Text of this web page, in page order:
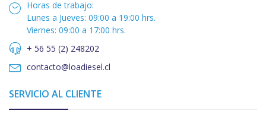
Horas de trabajo:
Lunes a Jueves: 09:00 a 19:00 hrs.
Viernes: 09:00 a 17:00 hrs.
+ 56 55 (2) 248202
contacto@loadiesel.cl
SERVICIO AL CLIENTE